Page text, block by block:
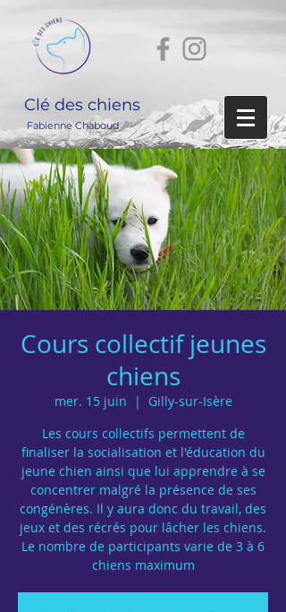
Clé des chiens
Fabienne Chaboud
Cours collectif jeunes
chiens
mer. 15 juin
  |
Gilly-sur-Isère
Les cours collectifs permettent de
finaliser la socialisation et l'éducation du
jeune chien ainsi que lui apprendre à se
concentrer malgré la présence de ses
congénères. Il y aura donc du travail, des
jeux et des récrés pour lâcher les chiens.
Le nombre de participants varie de 3 à 6
chiens maximum